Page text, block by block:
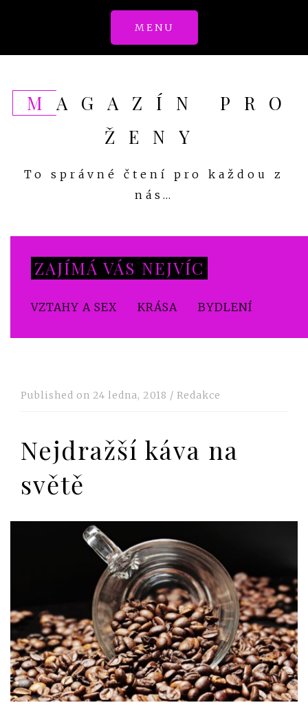
MENU
MAGAZÍN PRO
ŽENY
To správné čtení pro každou z
nás…
ZAJÍMÁ VÁS NEJVÍC
VZTAHY A SEX KRÁSA BYDLENÍ
Published on 24 ledna, 2018 / Redakce
Nejdražší káva na
světě